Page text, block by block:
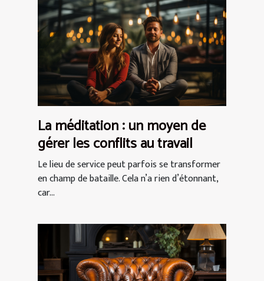
La méditation : un moyen de
gérer les conflits au travail
Le lieu de service peut parfois se transformer
en champ de bataille. Cela n’a rien d’étonnant,
car...